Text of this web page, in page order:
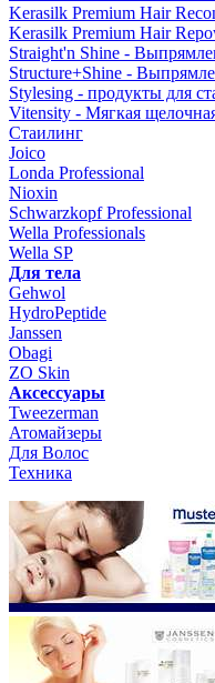
Kerasilk Premium Hair
Kerasilk Premium Hair
Straight'n Shine -
Structure+Shine -
Stylesing - продукты для
Vitensity - Мягкая
Стаилинг
Joico
Londa Professional
Nioxin
Schwarzkopf Professional
Wella Professionals
Wella SP
Для тела
Gehwol
HydroPeptide
Janssen
Obagi
ZO Skin
Aксессуары
Tweezerman
Атомайзеры
Для Волос
Техника